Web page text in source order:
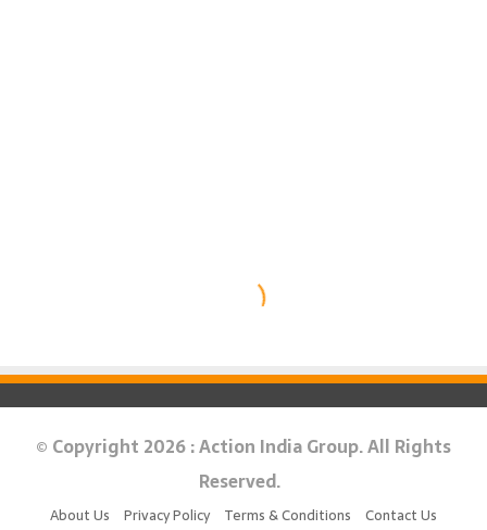
© Copyright 2026 : Action India Group. All Rights
Reserved.
About Us Privacy Policy Terms & Conditions Contact Us